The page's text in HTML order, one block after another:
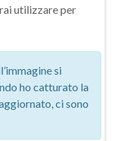
utilizzare per
si
ho catturato la
ci sono